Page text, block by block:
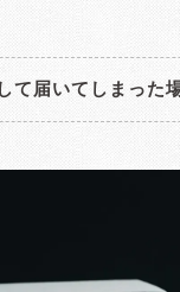
て届いてしまった